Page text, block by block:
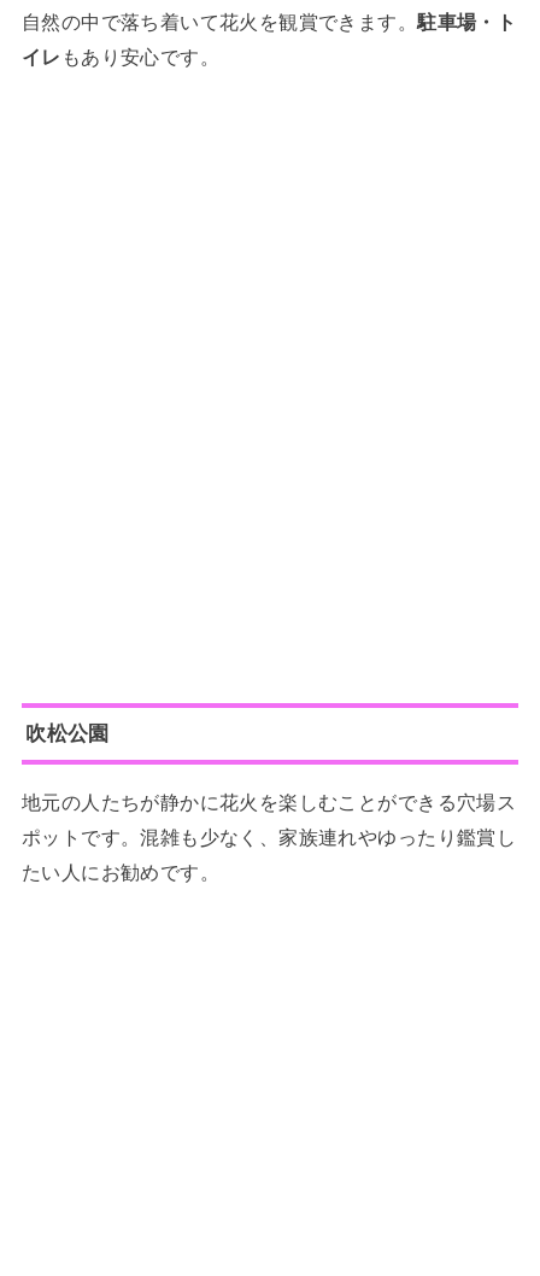
自然の中で落ち着いて花火を観賞できます。駐車場・ト
イレ もあり安心です。
吹松公園
地元の人たちが静かに花火を楽しむことができる穴場ス
ポットです。混雑も少なく、家族連れやゆったり鑑賞し
たい人にお勧めです。